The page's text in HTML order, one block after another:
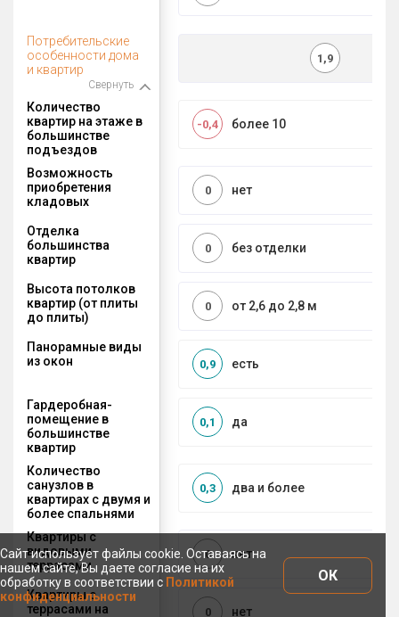
Потребительские
особенности дома
и квартир
Свернуть
1,9
Количество
квартир на этаже в
большинстве
подъездов
более 10
-0,4
Возможность
приобретения
кладовых
нет
0
Отделка
большинства
квартир
без отделки
0
Высота потолков
квартир (от плиты
до плиты)
от 2,6 до 2,8 м
0
Панорамные виды
из окон
есть
0,9
Гардеробная-
помещение в
большинстве
квартир
да
0,1
Количество
санузлов в
квартирах с двумя и
более спальнями
два и более
0,3
Квартиры с
видовыми
террасами
нет
0
Квартиры с
террасами на
нет
0
Сайт использует файлы cookie. Оставаясь на
нашем сайте, Вы даете согласие на их
обработку в соответствии с Политикой
конфиденциальности
ОК